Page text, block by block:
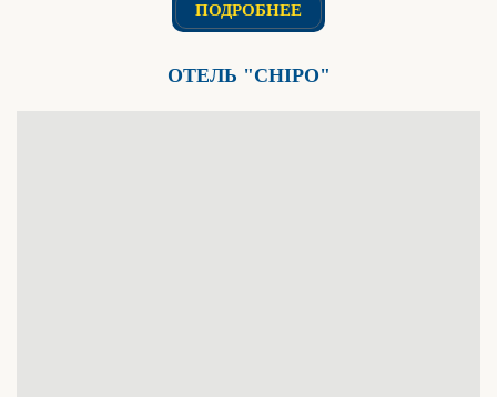
ПОДРОБНЕЕ
ОТЕЛЬ "CHIPO"